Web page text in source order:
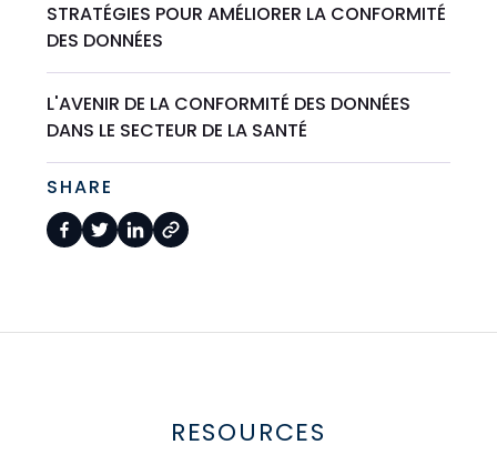
STRATÉGIES POUR AMÉLIORER LA CONFORMITÉ
DES DONNÉES
L'AVENIR DE LA CONFORMITÉ DES DONNÉES
DANS LE SECTEUR DE LA SANTÉ
SHARE
RESOURCES